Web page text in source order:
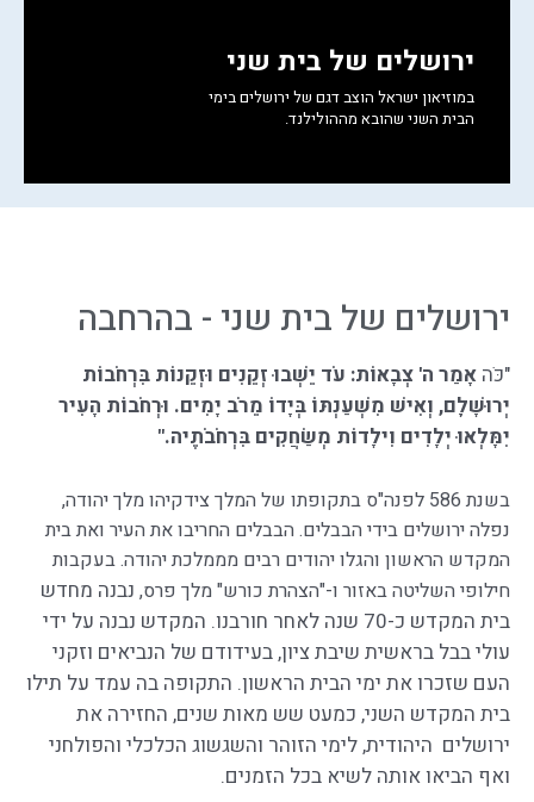
ירושלים של בית שני
במוזיאון ישראל הוצב דגם של ירושלים בימי
הבית השני שהובא מההולילנד.
ירושלים של בית שני - בהרחבה
"כֹּהאָמַר ה' צְבָאוֹת: עֹד יֵשְׁבוּ זְקֵנִים וּזְקֵנוֹת בִּרְחֹבוֹת
יְרוּשָׁלִָם, וְאִישׁ מִשְׁעַנְתּוֹ בְּיָדוֹ מֵרֹב יָמִים. וּרְחֹבוֹת הָעִיר
יִמָּלְאוּ יְלָדִים וִילָדוֹת מְשַׂחֲקִים בִּרְחֹבֹתֶיה."
בשנת 586 לפנה"ס בתקופתו של המלך צידקיהו מלך יהודה,
נפלה ירושלים בידי הבבלים. הבבלים החריבו את העיר ואת בית
המקדש הראשון והגלו יהודים רבים מממלכת יהודה. בעקבות
חילופי השליטה באזור ו-"הצהרת כורש" מלך פרס,נבנה מחדש
בית המקדש כ-70 שנה לאחר חורבנו. המקדש נבנה על ידי
עולי בבל בראשית שיבת ציון, בעידודם של הנביאים וזקני
העם שזכרו את ימי הבית הראשון. התקופה בה עמד על תילו
בית המקדש השני, כמעט שש מאות שנים, החזירה את
ירושלים היהודית, לימי הזוהר והשגשוג הכלכלי והפולחני
ואף הביאו אותה לשיא בכל הזמנים.